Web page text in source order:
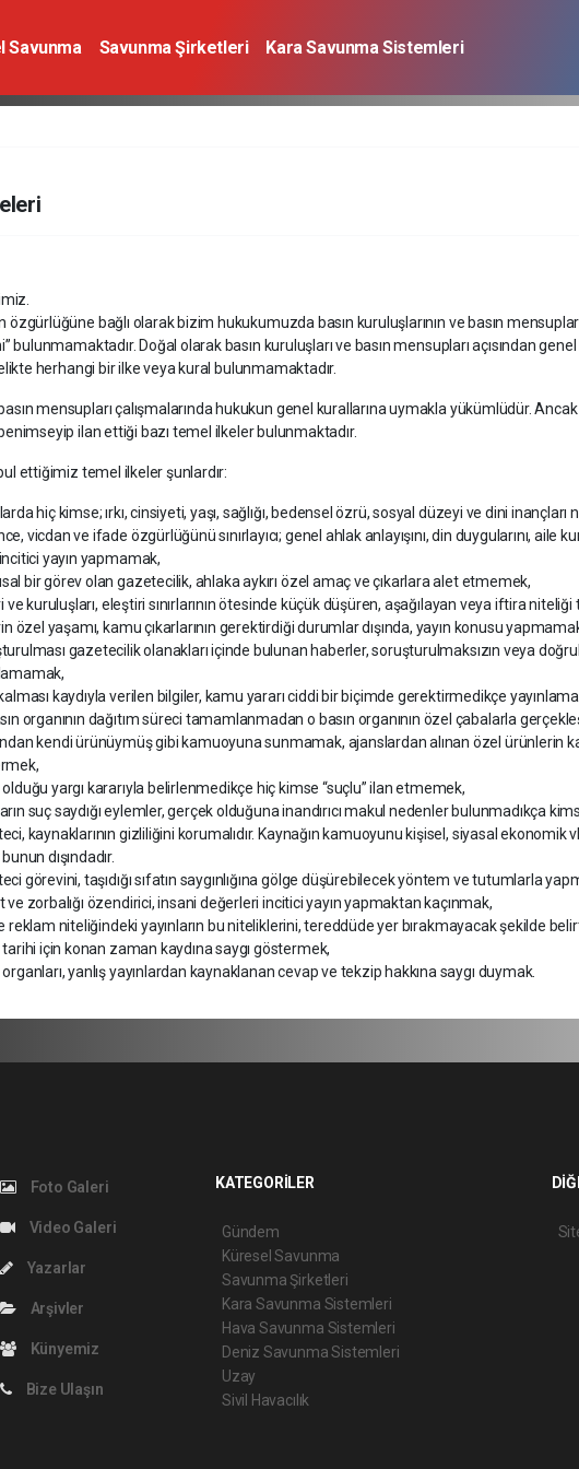
Savunma Savunma Şirketleri
Kara Savunma Sistemleri
özgürlüğüne bağlı olarak bizim hukukumuzda basın kuruluşlarının ve basın
bulunmamaktadır. Doğal olarak basın kuruluşları ve basın mensupları açısından
herhangi bir ilke veya kural bulunmamaktadır.
mensupları çalışmalarında hukukun genel kurallarına uymakla yükümlüdür.
ilan ettiği bazı temel ilkeler bulunmaktadır.
ettiğimiz temel ilkeler şunlardır:
hiç kimse; ırkı, cinsiyeti, yaşı, sağlığı, bedensel özrü, sosyal düzeyi ve dini
vicdan ve ifade özgürlüğünü sınırlayıcı; genel ahlak anlayışını, din duygularını, aile
yayın yapmamak,
bir görev olan gazetecilik, ahlaka aykırı özel amaç ve çıkarlara alet etmemek,
ve kuruluşları, eleştiri sınırlarının ötesinde küçük düşüren, aşağılayan veya iftira
özel yaşamı, kamu çıkarlarının gerektirdiği durumlar dışında, yayın konusu
gazetecilik olanakları içinde bulunan haberler, soruşturulmaksızın veya
kaydıyla verilen bilgiler, kamu yararı ciddi bir biçimde gerektirmedikçe
organının dağıtım süreci tamamlanmadan o basın organının özel çabalarla
kendi ürünüymüş gibi kamuoyuna sunmamak, ajanslardan alınan özel ürünlerin
yargı kararıyla belirlenmedikçe hiç kimse “suçlu” ilan etmemek,
suç saydığı eylemler, gerçek olduğuna inandırıcı makul nedenler bulunmadıkça
kaynaklarının gizliliğini korumalıdır. Kaynağın kamuoyunu kişisel, siyasal ekonomik
dışındadır.
görevini, taşıdığı sıfatın saygınlığına gölge düşürebilecek yöntem ve tutumlarla
ve zorbalığı özendirici, insani değerleri incitici yayın yapmaktan kaçınmak,
reklam niteliğindeki yayınların bu niteliklerini, tereddüde yer bırakmayacak şekilde
tarihi için konan zaman kaydına saygı göstermek,
organları, yanlış yayınlardan kaynaklanan cevap ve tekzip hakkına saygı duymak.
Foto Galeri
Video Galeri
Yazarlar
Arşivler
Künyemiz
Bize Ulaşın
KATEGORİLER
Gündem
Küresel Savunma
Savunma Şirketleri
Kara Savunma Sistemleri
Hava Savunma Sistemleri
Deniz Savunma Sistemleri
Uzay
Sivil Havacılık